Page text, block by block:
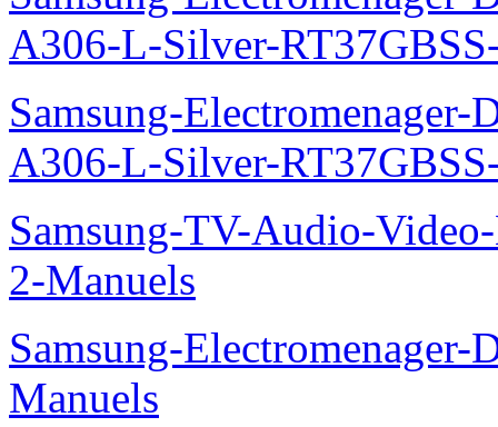
A306-L-Silver-
Samsung-
A306-L-Silver-
Samsung-TV-Audio-
2-Manuels
Samsung-Electromenager-
Manuels